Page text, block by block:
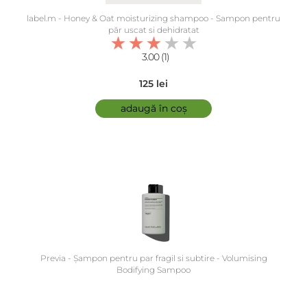
label.m - Honey & Oat moisturizing shampoo - Sampon pentru
păr uscat si dehidratat
3.00 (1)
125 lei
adaugă în coș
Previa - Șampon pentru par fragil si subtire - Volumising
Bodifying Sampoo